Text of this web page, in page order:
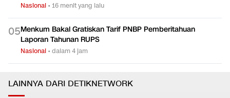
Nasional •16 menit yang lalu
05Menkum Bakal Gratiskan Tarif PNBP Pemberitahuan
Laporan Tahunan RUPS
Nasional •dalam 4 jam
LAINNYA DARI DETIKNETWORK